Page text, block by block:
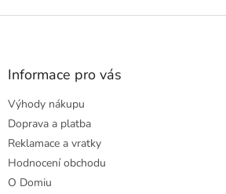
Z
Informace pro vás
Výhody nákupu
Doprava a platba
Reklamace a vratky
Hodnocení obchodu
O Domiu